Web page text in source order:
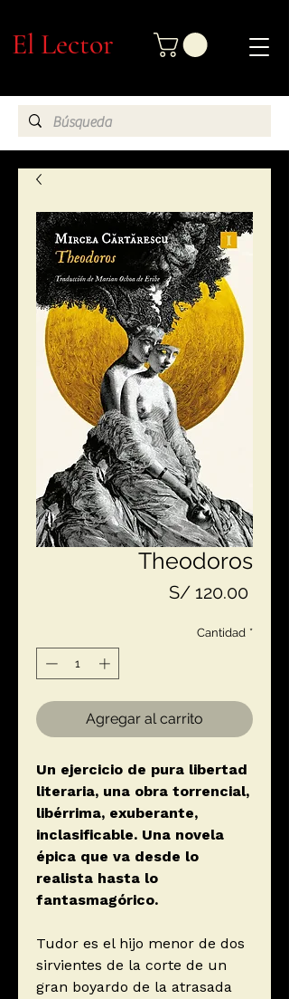
El Lector
Theodoros
S/ 120.00Precio
Cantidad *
Agregar al carrito
Un ejercicio de pura libertad
literaria, una obra torrencial,
libérrima, exuberante,
inclasificable. Una novela
épica que va desde lo
realista hasta lo
fantasmagórico.
Tudor es el hijo menor de dos
sirvientes de la corte de un
gran boyardo de la atrasada